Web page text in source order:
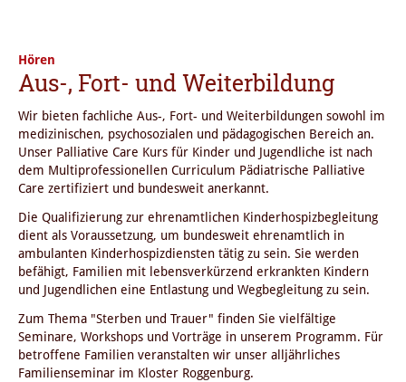
Hören
Aus-, Fort- und Weiterbildung
Wir bieten fachliche Aus-, Fort- und Weiterbildungen sowohl im
medizinischen, psychosozialen und pädagogischen Bereich an.
Unser Palliative Care Kurs für Kinder und Jugendliche ist nach
dem Multiprofessionellen Curriculum Pädiatrische Palliative
Care zertifiziert und bundesweit anerkannt.
Die Qualifizierung zur ehrenamtlichen Kinderhospizbegleitung
dient als Voraussetzung, um bundesweit ehrenamtlich in
ambulanten Kinderhospizdiensten tätig zu sein. Sie werden
befähigt, Familien mit lebensverkürzend erkrankten Kindern
und Jugendlichen eine Entlastung und Wegbegleitung zu sein.
Zum Thema "Sterben und Trauer" finden Sie vielfältige
Seminare, Workshops und Vorträge in unserem Programm. Für
betroffene Familien veranstalten wir unser alljährliches
Familienseminar im Kloster Roggenburg.